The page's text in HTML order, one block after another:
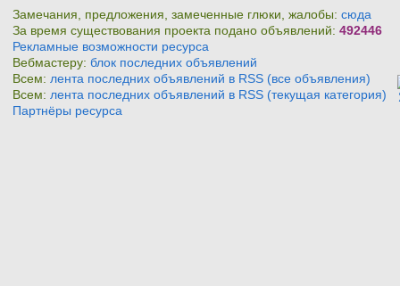
Замечания, предложения, замеченные глюки, жалобы:сюда
За время существования проекта подано объявлений:492446
Рекламные возможности ресурса
Вебмастеру:блок последних объявлений
Всем: лента последних объявлений в RSS (все объявления)
Всем: лента последних объявлений в RSS (текущая категория)
Партнёры ресурса